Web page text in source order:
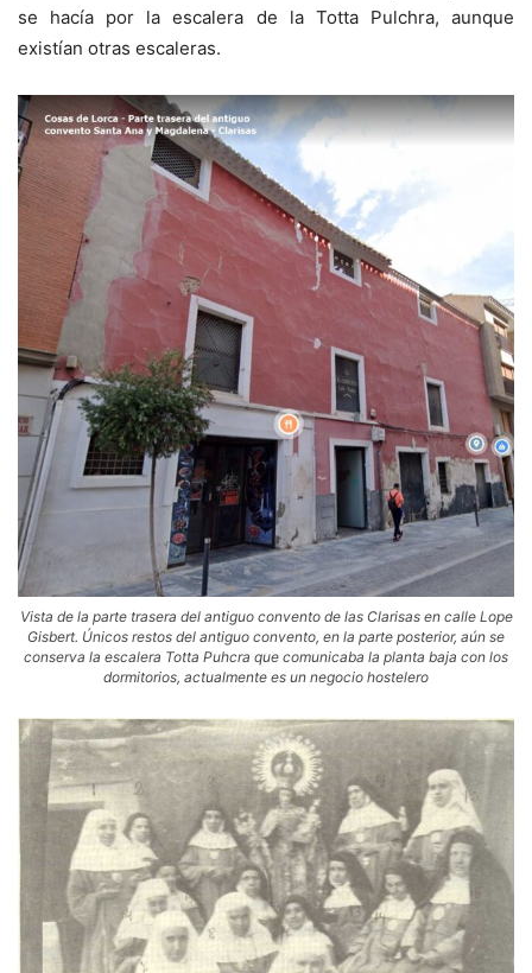
se hacía por la escalera de la Totta Pulchra, aunque
existían otras escaleras.
Vista de la parte trasera del antiguo convento de las Clarisas en calle Lope
Gisbert. Únicos restos del antiguo convento, en la parte posterior, aún se
conserva la escalera Totta Puhcra que comunicaba la planta baja con los
dormitorios, actualmente es un negocio hostelero